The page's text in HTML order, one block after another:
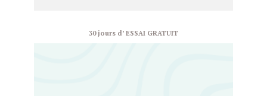
30 jours d’ ESSAI GRATUIT